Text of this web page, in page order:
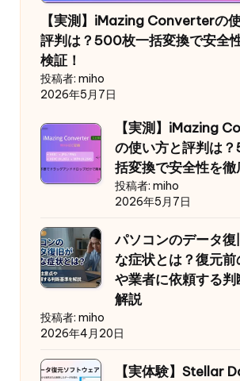
【実測】iMazing Converterの
評判は？500枚一括変換で安全
検証！
投稿者: miho
2026年5月7日
【実測】iMazing
の使い方と評判は
括変換で安全性を徹
投稿者: miho
2026年5月7日
パソコンのデータ復
な症状とは？復元前
や業者に依頼する判
解説
投稿者: miho
2026年4月20日
【実体験】Stellar